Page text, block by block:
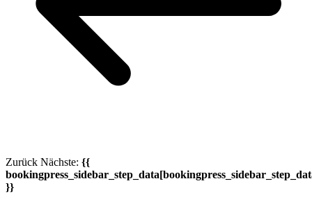
Zurück Nächste: {{
}}